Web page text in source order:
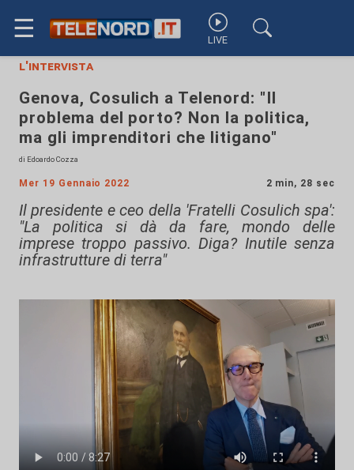
☰ LIVE
l'intervista
Genova, Cosulich a Telenord: "Il
problema del porto? Non la politica,
ma gli imprenditori che litigano"
di Edoardo Cozza
Mer 19 Gennaio 2022 2 min, 28 sec
Il presidente e ceo della 'Fratelli Cosulich spa':
"La politica si dà da fare, mondo delle
imprese troppo passivo. Diga? Inutile senza
infrastrutture di terra"